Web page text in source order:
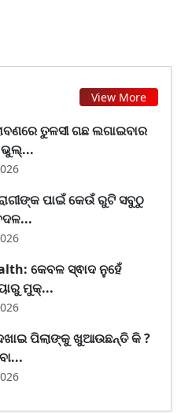
View More
ତୁଳସୀ ଗଛ ଲଗାଇବାର
ଭୁଲ୍...
ପାଇଁ କେଉଁ ରୁଟି ସବୁଠୁ
କେବଳ ସ୍ଵାଦ ନୁହେଁ
ମୁକ୍...
ପିଲାଙ୍କୁ ଖୁଆଉଛନ୍ତି କି ?